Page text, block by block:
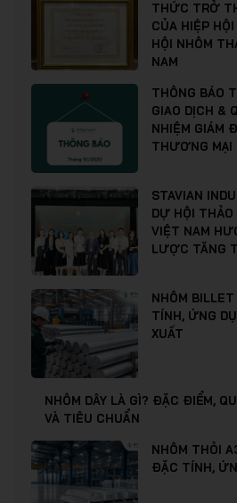
THỨC TRỞ
CỦA HIỆP
HỘI NHÔM
NAM
THÔNG BÁO
GIAO DỊCH &
NHIỆM GIÁM
THƯƠNG MẠI
STAVIAN
DỰ HỘI THẢO
VIỆT NAM
LƯỢC TĂNG
NHÔM
TÍNH, ỨNG
XUẤT
NHÔM DÂY LÀ GÌ? ĐẶC ĐIỂM,
VÀ TIÊU CHUẨN
NHÔM THỎI
ĐẶC TÍNH,